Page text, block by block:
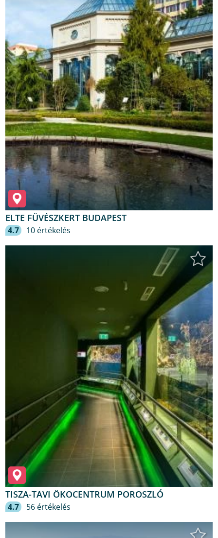
ELTE FÜVÉSZKERT BUDAPEST
4.7 10 értékelés
TISZA-TAVI ÖKOCENTRUM POROSZLÓ
4.7 56 értékelés